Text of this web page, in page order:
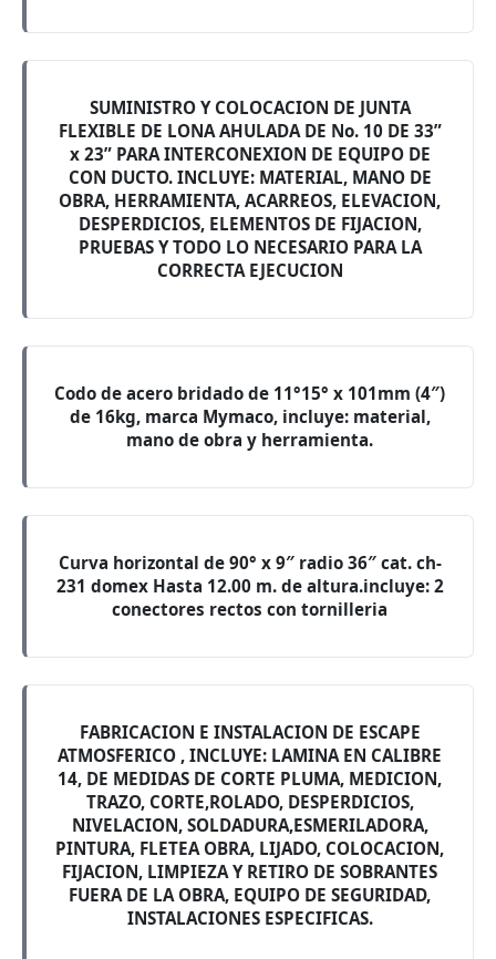
SUMINISTRO Y COLOCACION DE JUNTA
FLEXIBLE DE LONA AHULADA DE No. 10 DE 33”
x 23” PARA INTERCONEXION DE EQUIPO DE
CON DUCTO. INCLUYE: MATERIAL, MANO DE
OBRA, HERRAMIENTA, ACARREOS, ELEVACION,
DESPERDICIOS, ELEMENTOS DE FIJACION,
PRUEBAS Y TODO LO NECESARIO PARA LA
CORRECTA EJECUCION
Codo de acero bridado de 11°15° x 101mm (4″)
de 16kg, marca Mymaco, incluye: material,
mano de obra y herramienta.
Curva horizontal de 90° x 9″ radio 36″ cat. ch-
231 domex Hasta 12.00 m. de altura.incluye: 2
conectores rectos con tornilleria
FABRICACION E INSTALACION DE ESCAPE
ATMOSFERICO , INCLUYE: LAMINA EN CALIBRE
14, DE MEDIDAS DE CORTE PLUMA, MEDICION,
TRAZO, CORTE,ROLADO, DESPERDICIOS,
NIVELACION, SOLDADURA,ESMERILADORA,
PINTURA, FLETEA OBRA, LIJADO, COLOCACION,
FIJACION, LIMPIEZA Y RETIRO DE SOBRANTES
FUERA DE LA OBRA, EQUIPO DE SEGURIDAD,
INSTALACIONES ESPECIFICAS.